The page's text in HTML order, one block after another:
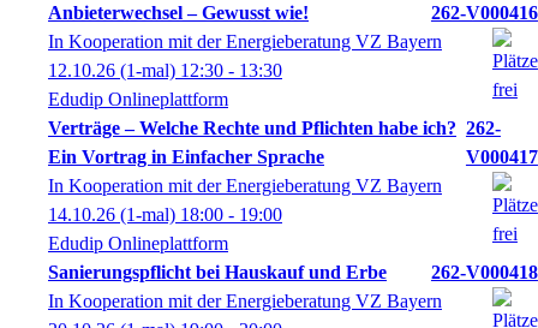
Anbieterwechsel – Gewusst wie!
262-V000416
In Kooperation mit der Energieberatung VZ Bayern
12.10.26 (1-mal) 12:30 - 13:30
Edudip Onlineplattform
Verträge – Welche Rechte und Pflichten habe ich?
Ein Vortrag in Einfacher Sprache
262-
V000417
In Kooperation mit der Energieberatung VZ Bayern
14.10.26 (1-mal) 18:00 - 19:00
Edudip Onlineplattform
Sanierungspflicht bei Hauskauf und Erbe
262-V000418
In Kooperation mit der Energieberatung VZ Bayern